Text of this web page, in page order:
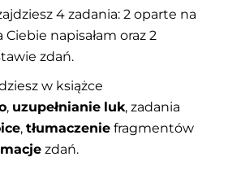
4 zadania: 2 oparte na
napisałam oraz 2
zdań.
w książce
, uzupełnianie luk, zadania
,tłumaczenie fragmentów
zdań.